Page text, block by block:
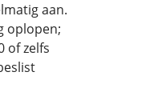
aan.
oplopen;
of zelfs